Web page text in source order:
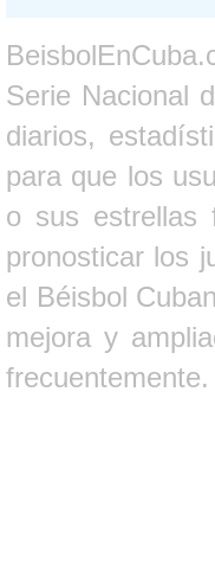
Serie Nacional
diarios,
para que los
o sus estrellas
pronosticar los
el Béisbol
mejora y
frecuentemente.